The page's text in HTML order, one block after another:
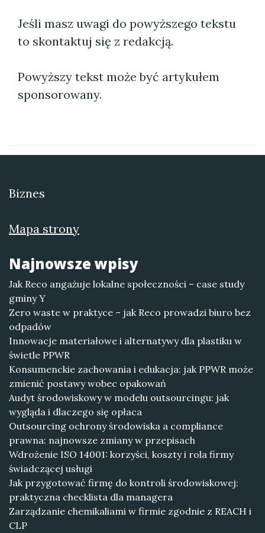
Jeśli masz uwagi do powyższego tekstu
to skontaktuj się z redakcją.
Powyższy tekst może być artykułem
sponsorowany.
Biznes
Mapa strony
Najnowsze wpisy
Jak Reco angażuje lokalne społeczności – case study
gminy Y
Zero waste w praktyce – jak Reco prowadzi biuro bez
odpadów
Innowacje materiałowe i alternatywy dla plastiku w
świetle PPWR
Konsumenckie zachowania i edukacja: jak PPWR może
zmienić postawy wobec opakowań
Audyt środowiskowy w modelu outsourcingu: jak
wygląda i dlaczego się opłaca
Outsourcing ochrony środowiska a compliance
prawna: najnowsze zmiany w przepisach
Wdrożenie ISO 14001: korzyści, koszty i rola firmy
świadczącej usługi
Jak przygotować firmę do kontroli środowiskowej:
praktyczna checklista dla managera
Zarządzanie chemikaliami w firmie zgodnie z REACH i
CLP